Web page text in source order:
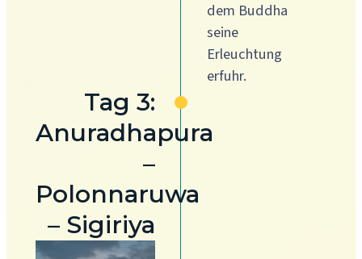
dem Buddha
seine
Erleuchtung
erfuhr.
Tag 3:
Anuradhapura
–
Polonnaruwa
– Sigiriya